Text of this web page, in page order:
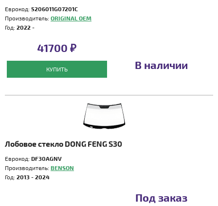
Еврокод: 5206011G07201C
Производитель: ORIGINAL OEM
Год: 2022 -
41700 ₽
КУПИТЬ В наличии
Лобовое стекло DONG FENG S30
Еврокод: DF30AGNV
Производитель: BENSON
Год: 2013 - 2024
Под заказ